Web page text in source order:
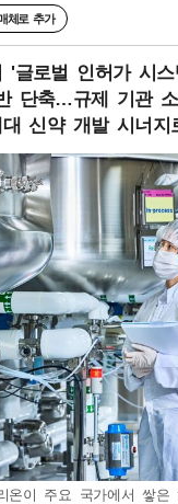
체로 추가
'글로벌 인허가 시
단축…규제 기관
신약 개발 시너지
온이 주요 국가에서 쌓